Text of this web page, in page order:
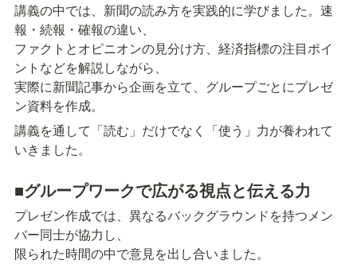
講義の中では、新聞の読み方を実践的に学びました。速
報・続報・確報の違い、
ファクトとオピニオンの見分け方、経済指標の注目ポイ
ントなどを解説しながら、
実際に新聞記事から企画を立て、グループごとにプレゼ
ン資料を作成。
講義を通して「読む」だけでなく「使う」力が養われて
いきました。
■グループワークで広がる視点と伝える力
プレゼン作成では、異なるバックグラウンドを持つメン
バー同士が協力し、
限られた時間の中で意見を出し合いました。